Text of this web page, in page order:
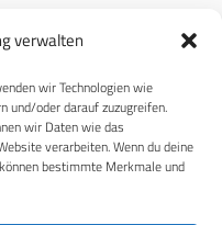
verwalten
wir Technologien wie
und/oder darauf zuzugreifen.
wir Daten wie das
verarbeiten. Wenn du deine
bestimmte Merkmale und